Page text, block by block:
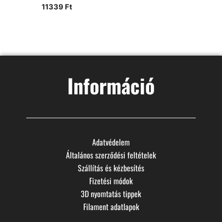
11339 Ft
Információ
Adatvédelem
Általános szerződési feltételek
Szállítás és kézbesítés
Fizetési módok
3D nyomtatás tippek
Filament adatlapok